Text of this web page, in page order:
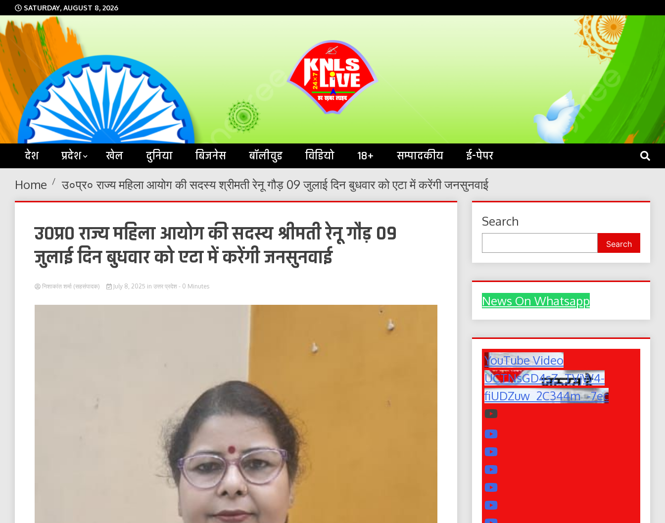
Skip
to
content
SATURDAY, AUGUST 8, 2026
KNLS LIVE
देश प्रदेश खेल दुनिया बिजनेस बॉलीवुड विडियो 18+ सम्पादकीय ई-पेपर
Home उ०प्र० राज्य महिला आयोग की सदस्य श्रीमती रेनू गौड़ 09 जुलाई दिन बुधवार को एटा में करेंगी जनसुनवाई
उ०प्र० राज्य महिला आयोग की सदस्य श्रीमती रेनू गौड़ 09
जुलाई दिन बुधवार को एटा में करेंगी जनसुनवाई
निशाकांत शर्मा (सहसंपादक) July 8, 2025 in उत्तर प्रदेश - 0 Minutes
Search
Search
News On Whatsapp
YouTube Video
UCTNsGD4sZ_TVjW4-
fiUDZuw_2C344m_-7ec